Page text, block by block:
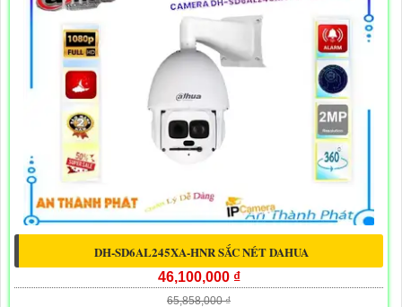
DH-SD6AL245XA-HNR SẮC NÉT DAHUA
46,100,000 ₫
65,858,000 ₫